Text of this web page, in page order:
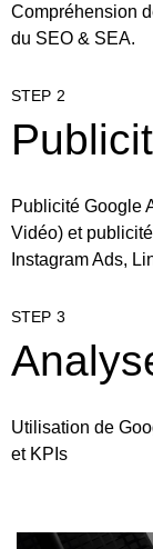
Compréhension
du SEO & SEA.
STEP 2
Publicité Google
Vidéo) et
Instagram Ads,
STEP 3
Utilisation de
et KPIs